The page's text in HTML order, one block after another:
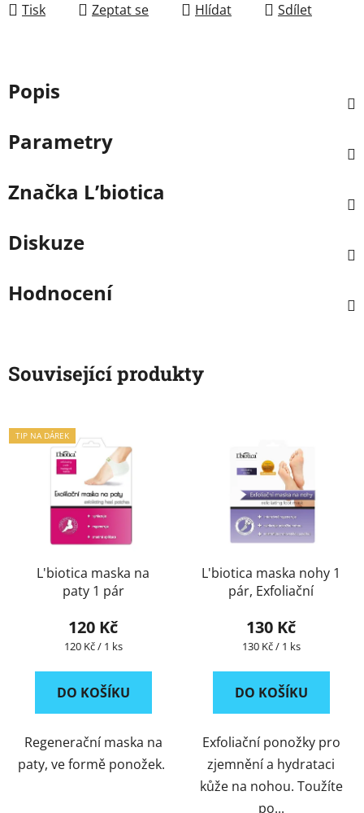
Tisk Zeptat se Hlídat Sdílet
Popis
Parametry
Značka L’biotica
Diskuze
Hodnocení
Související produkty
TIP NA DÁREK
L'biotica maska na
paty 1 pár
120 Kč
Měrná
120 Kč / 1 ks
DO KOŠÍKU
Regenerační maska na
paty, ve formě ponožek.
L'biotica maska nohy 1
pár, Exfoliační
130 Kč
Měrná
130 Kč / 1 ks
DO KOŠÍKU
Exfoliační ponožky pro
zjemnění a hydrataci
kůže na nohou. Toužíte
po...